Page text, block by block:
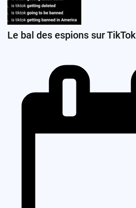
Le bal des espions sur TikTok